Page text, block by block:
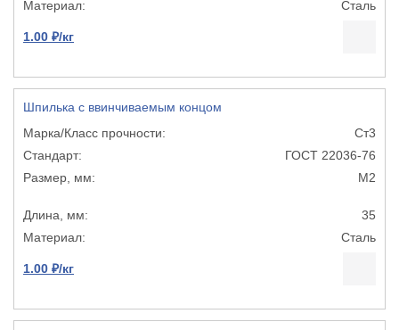
Сталь
1.00 ₽/кг
Шпилька с ввинчиваемым концом
Ст3
ГОСТ 22036-76
М2
35
Сталь
1.00 ₽/кг